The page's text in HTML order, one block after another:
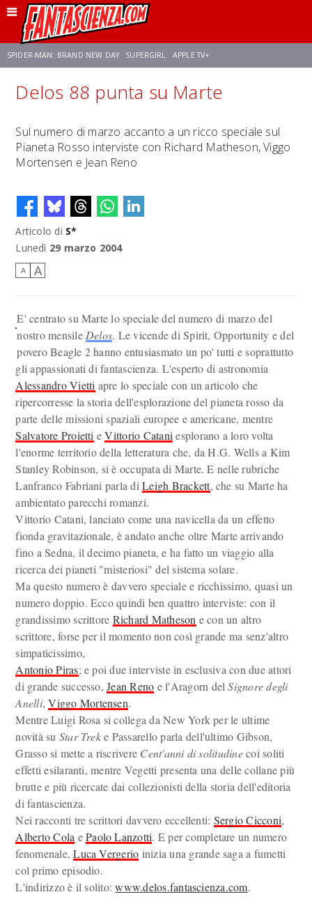
SPIDER-MAN: BRAND NEW DAY SUPERGIRL APPLE TV+
FRANCO RICCIARDIELLO ZENDAYA STAR TREK AVENGERS: DOOMSDAY
NETFLIX SADIE SINK STAR TREK: STRANGE NEW WORLDS
Delos 88 punta su Marte
Sul numero di marzo accanto a un ricco speciale sul
Pianeta Rosso interviste con Richard Matheson, Viggo
Mortensen e Jean Reno
Articolo di S*
Lunedì 29 marzo 2004
A A
E' centrato su Marte lo speciale del numero di marzo del
nostro mensile Delos. Le vicende di Spirit, Opportunity e del
povero Beagle 2 hanno entusiasmato un po' tutti e soprattutto
gli appassionati di fantascienza. L'esperto di astronomia
Alessandro Vietti apre lo speciale con un articolo che
ripercorresse la storia dell'esplorazione del pianeta rosso da
parte delle missioni spaziali europee e americane, mentre
Salvatore Proietti eVittorio Catani esplorano a loro volta
l'enorme territorio della letteratura che, da H.G. Wells a Kim
Stanley Robinson, si è occupata di Marte. E nelle rubriche
Lanfranco Fabriani parla diLeigh Brackett, che su Marte ha
ambientato parecchi romanzi.
Vittorio Catani, lanciato come una navicella da un effetto
fionda gravitazionale, è andato anche oltre Marte arrivando
fino a Sedna, il decimo pianeta, e ha fatto un viaggio alla
ricerca dei pianeti "misteriosi" del sistema solare.
Ma questo numero è davvero speciale e ricchissimo, quasi un
numero doppio. Ecco quindi ben quattro interviste: con il
grandissimo scrittore Richard Matheson e con un altro
scrittore, forse per il momento non così grande ma senz'altro
simpaticissimo,
Antonio Piras; e poi due interviste in esclusiva con due attori
di grande successo,Jean Reno e l'Aragorn delSignore degli
Anelli,Viggo Mortensen.
Mentre Luigi Rosa si collega da New York per le ultime
novità su Star Treke Passarello parla dell'ultimo Gibson,
Grasso si mette a riscrivere Cent'anni di solitudinecoi soliti
effetti esilaranti, mentre Vegetti presenta una delle collane più
brutte e più ricercate dai collezionisti della storia dell'editoria
di fantascienza.
Nei racconti tre scrittori davvero eccellenti: Sergio Cicconi,
Alberto Cola ePaolo Lanzotti. E per completare un numero
fenomenale,Luca Vergerio inizia una grande saga a fumetti
col primo episodio.
L'indirizzo è il solito:www.delos.fantascienza.com.